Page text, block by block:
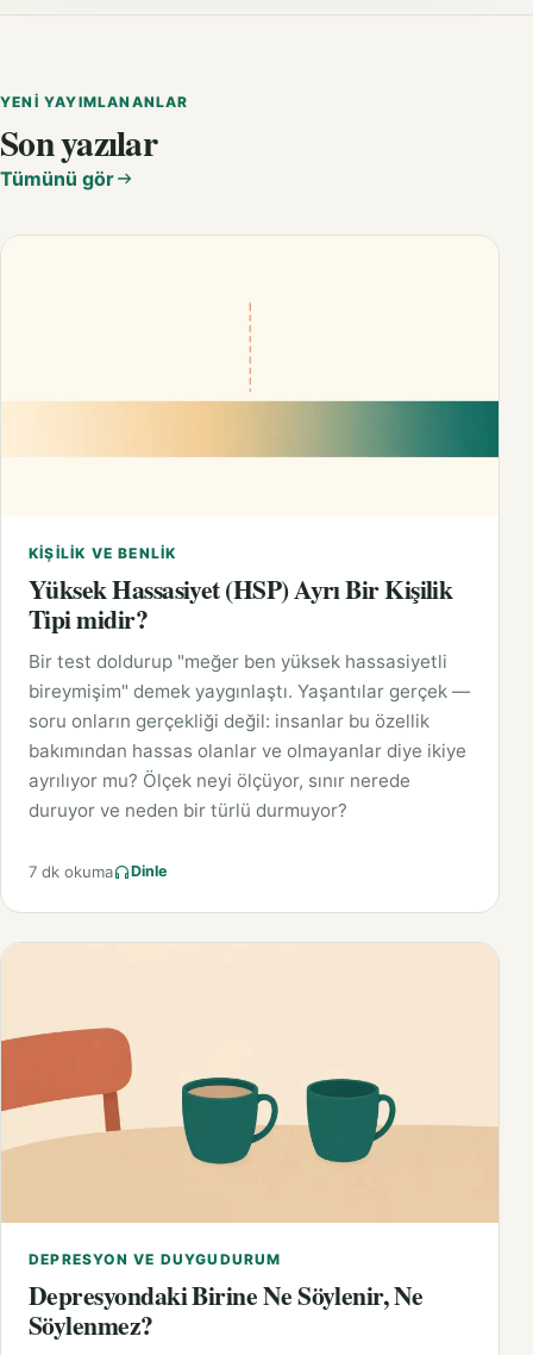
YENI YAYIMLANANLAR
Son yazılar
Tümünü gör
KIŞILIK VE BENLIK
Yüksek Hassasiyet (HSP) Ayrı Bir Kişilik
Tipi midir?
Bir test doldurup "meğer ben yüksek hassasiyetli
bireymişim" demek yaygınlaştı. Yaşantılar gerçek —
soru onların gerçekliği değil: insanlar bu özellik
bakımından hassas olanlar ve olmayanlar diye ikiye
ayrılıyor mu? Ölçek neyi ölçüyor, sınır nerede
duruyor ve neden bir türlü durmuyor?
7 dk okuma Dinle
DEPRESYON VE DUYGUDURUM
Depresyondaki Birine Ne Söylenir, Ne
Söylenmez?